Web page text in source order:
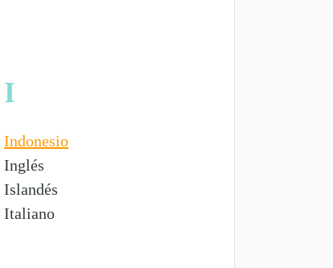
I
Indonesio
Inglés
Islandés
Italiano